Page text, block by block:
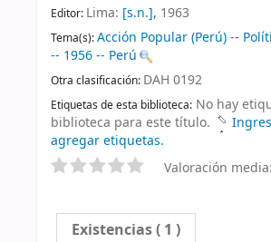
Editor: Lima: [s.n.], 1963
Tema(s):Acción Popular (Perú) --
-- 1956 -- Perú
Otra clasificación: DAH 0192
Etiquetas de esta biblioteca: No hay
biblioteca para este título.
agregar etiquetas.
Valoración
Existencias( 1 )